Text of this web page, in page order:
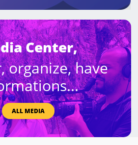
Center,
organize, have
ALL MEDIA